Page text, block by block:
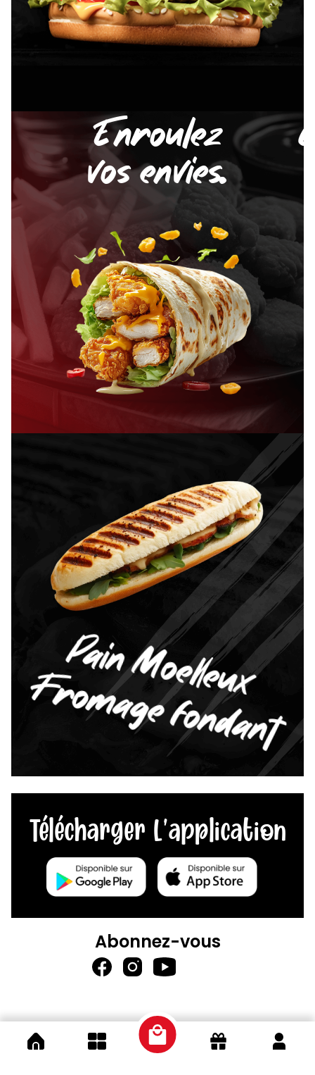
Enroulez
vos envies.
Pain Moelleux
Fromage fondant
Télécharger L'application
Abonnez-vous